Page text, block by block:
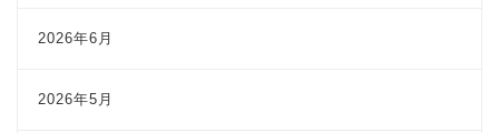
2026年6月
2026年5月